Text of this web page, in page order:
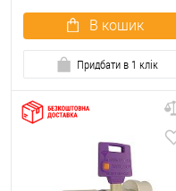
В кошик
Придбати в 1 клік